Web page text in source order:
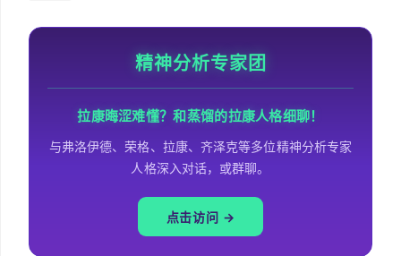
精神分析专家团
拉康晦涩难懂？和蒸馏的拉康人格细聊！
与弗洛伊德、荣格、拉康、齐泽克等多位精神分析专家
人格深入对话，或群聊。
点击访问 →